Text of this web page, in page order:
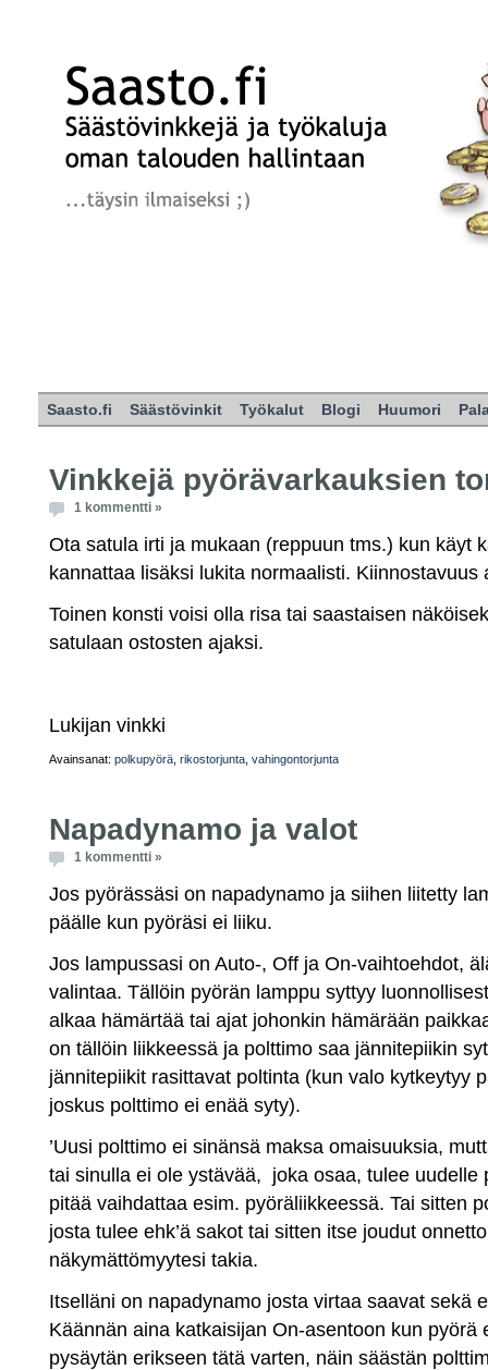
Saasto.fi Säästövinkit Työkalut Blogi Huumori
Vinkkejä pyörävarkauksien
1 kommentti »
Ota satula irti ja mukaan (reppuun tms.) kun käyt
kannattaa lisäksi lukita normaalisti. Kiinnostavuus
Toinen konsti voisi olla risa tai saastaisen
satulaan ostosten ajaksi.
Lukijan vinkki
Avainsanat: polkupyörä rikostorjunta vahingontorjunta
Napadynamo ja valot
1 kommentti »
Jos pyörässäsi on napadynamo ja siihen liitetty
päälle kun pyöräsi ei liiku.
Jos lampussasi on Auto-, Off ja On-vaihtoehdot,
valintaa. Tällöin pyörän lamppu syttyy
alkaa hämärtää tai ajat johonkin hämärään
on tällöin liikkeessä ja polttimo saa jännitepiikin
jännitepiikit rasittavat poltinta (kun valo kytkeytyy
joskus polttimo ei enää syty).
’Uusi polttimo ei sinänsä maksa omaisuuksia,
tai sinulla ei ole ystävää, joka osaa, tulee uudelle
pitää vaihdattaa esim. pyöräliikkeessä. Tai sitten
josta tulee ehk’ä sakot tai sitten itse joudut
näkymättömyytesi takia.
Itselläni on napadynamo josta virtaa saavat sekä
Käännän aina katkaisijan On-asentoon kun pyörä
pysäytän erikseen tätä varten, näin säästän